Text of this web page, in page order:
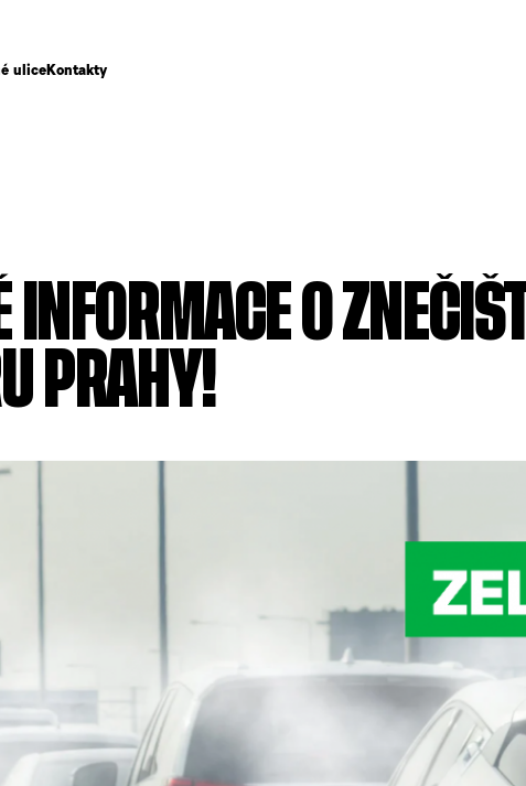
uliceKontakty
O
PRAHY!